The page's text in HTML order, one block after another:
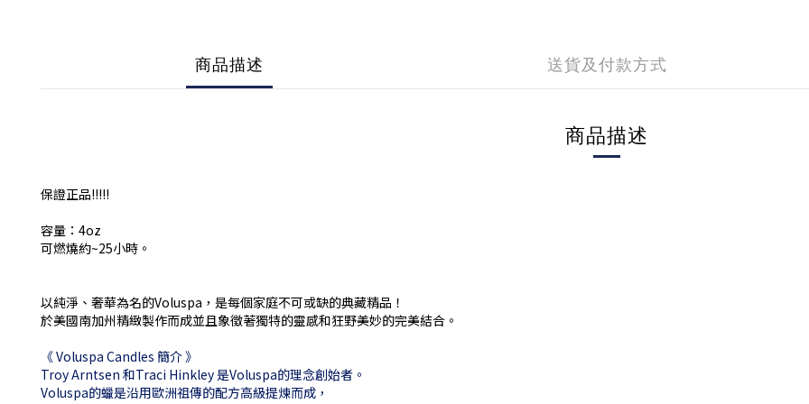
商品描述 送貨及付款方式
商品描述
保證正品!!!!!
容量：4oz
可燃燒約~25小時。
以純淨、奢華為名的Voluspa，是每個家庭不可或缺的典藏精品！
於美國南加州精緻製作而成並且象徵著獨特的靈感和狂野美妙的完美結合。
《 Voluspa Candles 簡介 》
Troy Arntsen 和Traci Hinkley 是Voluspa的理念創始者。
Voluspa的蠟是沿用歐洲祖傳的配方高級提煉而成，